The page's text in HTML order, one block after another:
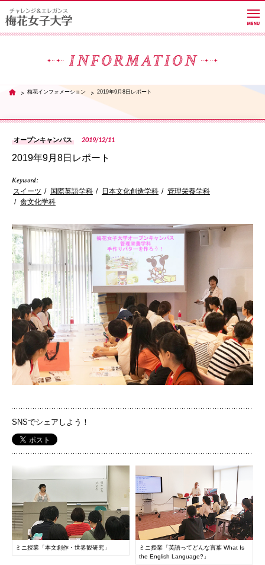
学部・学科・大学院
教員紹介サイト
キャンパスライフ
進路・就職
国際交流
産学連携
入試情報
072-643-6221
入試広報部
072-643-6566
TOP 梅花インフォメーション 2019年9月8日レポート
オープンキャンパス 2019/12/11
2019年9月8日レポート
Keyword :
スイーツ 国際英語学科 日本文化創造学科
管理栄養学科
食文化学科
SNSでシェアしよう！
ミニ授業「本文創作・世界観研究」
ミニ授業「英語ってどんな言葉 What Is
the English Language?」